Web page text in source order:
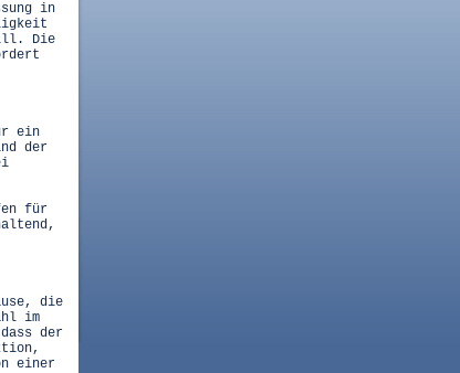
in
Die
ein
der
für
die
im
der
einer